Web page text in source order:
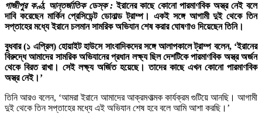
গাজীপুর কণ্ঠ, আন্তর্জাতিক ডেস্ক : ইরানের কাছে কোনো পারমাণবিক অস্ত্র নেই বলে
দাবি করেছেন মার্কিন প্রেসিডেন্ট ডোনাল্ড ট্রাম্প। একই সঙ্গে আগামী দুই থেকে তিন
সপ্তাহের মধ্যে ইরানে চলমান সামরিক অভিযান শেষ করার ঘোষণাও দিয়েছেন তিনি।
বুধবার (১ এপ্রিল) হোয়াইট হাউসে সাংবাদিকদের সঙ্গে আলাপকালে ট্রাম্প বলেন, ‘ইরানের
বিরুদ্ধে আমাদের সামরিক অভিযানের প্রধান লক্ষ্য ছিল দেশটিকে পারমাণবিক অস্ত্র অর্জন
থেকে বিরত রাখা। সেই লক্ষ্য অর্জিত হয়েছে। তাদের কাছে এখন কোনো পারমাণবিক
অস্ত্র নেই।’
তিনি আরও বলেন, ‘আমরা ইরানে আমাদের আক্রমণাত্মক কার্যক্রম গুটিয়ে আনছি। আগামী
দুই থেকে তিন সপ্তাহের মধ্যে এই অভিযান শেষ হবে বলে আমি আশা করছি।’